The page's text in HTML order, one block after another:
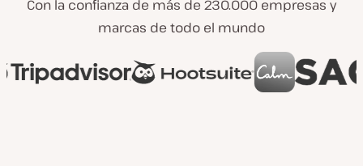
Con la confianza de más de 230.000 empresas y
marcas de todo el mundo